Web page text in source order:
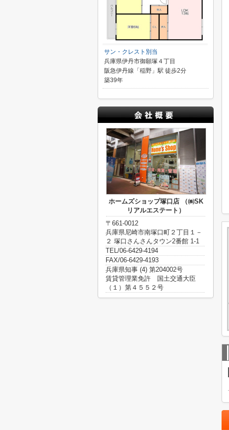
サン・クレスト別当
兵庫県伊丹市御願塚４丁目
阪急伊丹線「稲野」駅 徒歩2分
築39年
ホームズショップ塚口店 （㈱SK
リアルエステート）
〒661-0012
兵庫県尼崎市南塚口町２丁目１－
２ 塚口さんさんタウン2番館 1-1
TEL/06-6429-4194
FAX/06-6429-4193
兵庫県知事 (4) 第204002号
賃貸管理業免許 国土交通大臣
（１）第４５５２号